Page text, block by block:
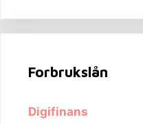
Forbrukslån
Digifinans